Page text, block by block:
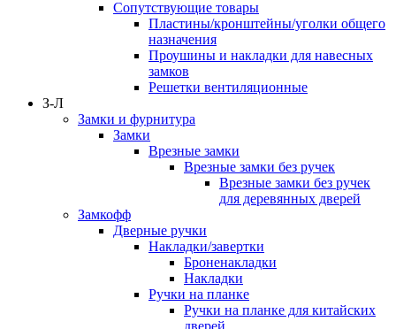
Сопутствующие товары
Пластины/кронштейны/уголки общего
назначения
Проушины и накладки для навесных
замков
Решетки вентиляционные
З-Л
Замки и фурнитура
Замки
Врезные замки
Врезные замки без ручек
Врезные замки без ручек
для деревянных дверей
Замкофф
Дверные ручки
Накладки/завертки
Броненакладки
Накладки
Ручки на планке
Ручки на планке для китайских